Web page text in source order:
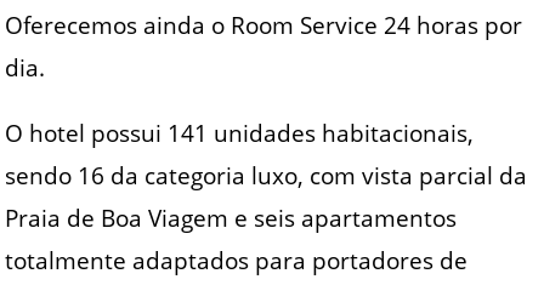
Oferecemos ainda o Room Service 24 horas por
dia.
O hotel possui 141 unidades habitacionais,
sendo 16 da categoria luxo, com vista parcial da
Praia de Boa Viagem e seis apartamentos
totalmente adaptados para portadores de